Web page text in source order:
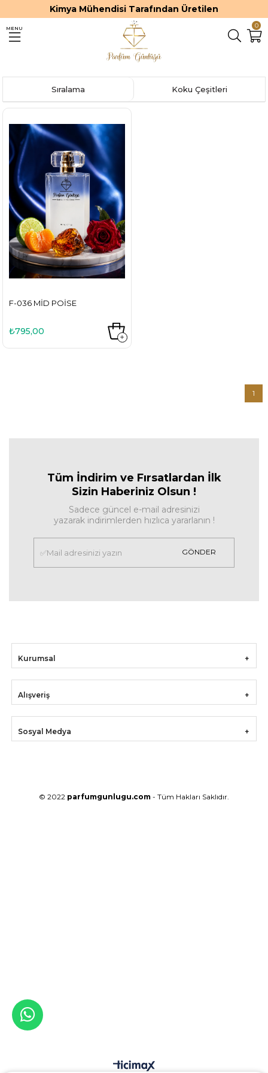
Kimya Mühendisi Tarafından Üretilen
0
MENU
Koku Çeşitleri
Sıralama
F-036 MID POISE
₺795,00
1
Tüm İndirim ve Fırsatlardan İlk
Sizin Haberiniz Olsun !
Sadece güncel e-mail adresinizi
yazarak indirimlerden hızlıca yararlanın !
GÖNDER
Kurumsal
Alışveriş
Sosyal Medya
© 2022 parfumgunlugu.com - Tüm Hakları Saklıdır.